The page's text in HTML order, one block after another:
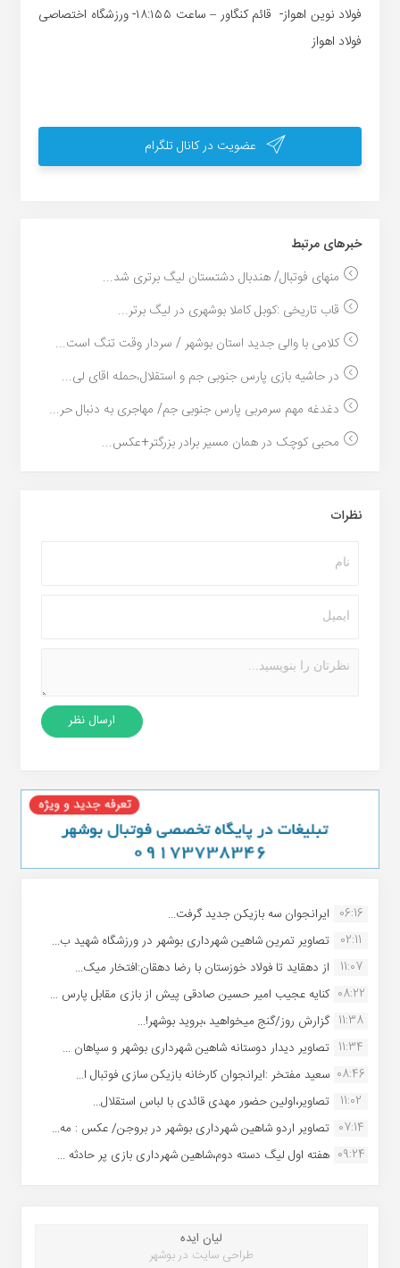
فولاد نوین اهواز- قائم کنگاور – ساعت ۱۸:۱۵۵- ورزشگاه اختصاصی
فولاد اهواز
عضویت در کانال تلگرام
خبر‌های مرتبط
منهای فوتبال/ هندبال دشتستان لیگ برتری شد...
قاب تاریخی :کوبل کاملا بوشهری در لیگ برتر...
کلامی با والی جدید استان بوشهر / سردار وقت تنگ است...
در حاشیه بازی پارس جنوبی جم و استقلال،حمله اقای لی...
دغدغه مهم سرمربی پارس جنوبی جم/ مهاجری به دنبال حر...
محبی کوچک در همان مسیر برادر بزرگتر+عکس...
نظرات
06:16 ایرانجوان سه بازیکن جدید گرفت...
02:11
تصاویر تمرین شاهین شهردارى بوشهر در ورزشگاه شهید ب...
11:07
از دهقاید تا فولاد خوزستان با رضا دهقان:افتخار میک...
08:22 کنایه عجیب امیر حسین صادقی پیش از بازی مقابل پارس ...
11:38 گزارش روز/گنج میخواهید ،بروید بوشهر!...
11:34 تصاویر دیدار دوستانه شاهین شهردارى بوشهر و سپاهان ...
08:46 سعید مفتخر :ایرانجوان کارخانه بازیکن سازی فوتبال ا...
11:02
تصاویر،اولین حضور مهدی قائدی با لباس استقلال...
07:14 تصاویر اردو شاهین شهرداری بوشهر در بروجن/ عکس : مه...
09:24 هفته اول لیگ دسته دوم،شاهین شهرداری بازی پر حادثه ...
لیان ایده
طراحی سایت در بوشهر